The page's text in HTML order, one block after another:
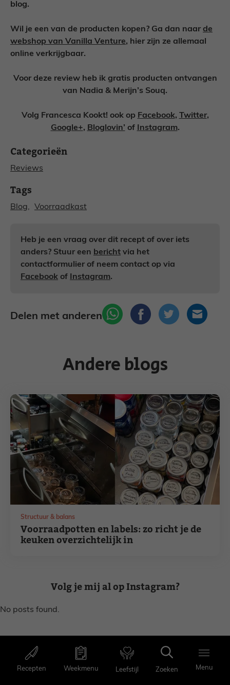
blog.
Wil je een van de producten kopen? Ga dan naar de
webshop van Vanilla Venture, hier zijn ze allemaal
online verkrijgbaar.
Voor deze review heb ik gratis producten ontvangen
van Nadia & Merijn’s Souq.
Volg Francesca Kookt! ook op Facebook, Twitter,
Google+, Bloglovin’ of Instagram.
Categorieën
Reviews
Tags
Blog, Voorraadkast
Heb je een vraag over dit recept of over iets
anders? Stuur een bericht via het
contactformulier of neem contact op via
Facebook of Instagram.
Delen met anderen
Andere blogs
Structuur & balans
Voorraadpotten en labels: zo richt je de
keuken overzichtelijk in
Recepten Weekmenu Zoeken Favorieten Menu
Recepten Weekmenu Leefstijl Zoeken Menu
Volg je mij al op Instagram?
No posts found.